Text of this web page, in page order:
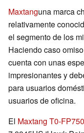
Maxtanguna marca
relativamente
el segmento de los
Haciendo caso
cuenta con unas
impresionantes y
para usuarios
usuarios de oficina.
El Maxtang T0-FP750